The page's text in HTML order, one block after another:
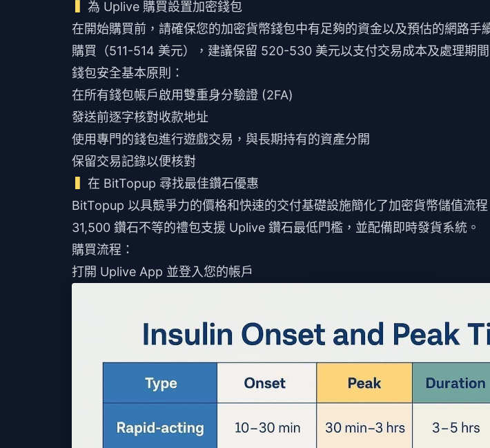
為 Uplive 購買設置加密錢包
在開始購買前，請確保您的加密貨幣錢包中有足夠的資金以及預估的網路手
購買（511-514 美元），建議保留 520-530 美元以支付交易成本及處理期間
錢包安全基本原則：
在所有錢包帳戶啟用雙重身分驗證 (2FA)
發送前逐字核對收款地址
使用專門的錢包進行遊戲交易，與長期持有的資產分開
保留交易記錄以便核對
在 BitTopup 尋找最佳鑽石優惠
BitTopup 以具競爭力的價格和快速的交付基礎設施簡化了加密貨幣儲值流
31,500 鑽石不等的禮包支援 Uplive 鑽石最低門檻 ，並配備即時發貨系統。
購買流程：
打開 Uplive App 並登入您的帳戶